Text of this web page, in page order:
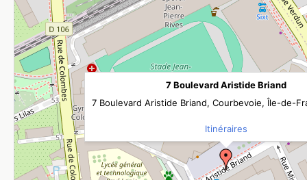
7 Boulevard Aristide Briand
7 Boulevard Aristide Briand, Courbevoie, Île-de-
Itinéraires